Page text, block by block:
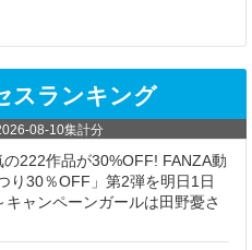
スランキング
08-10集計分
222作品が30%OFF! FANZA動
り30％OFF」第2弾を明日1日
ャンペーンガールは田野憂さ